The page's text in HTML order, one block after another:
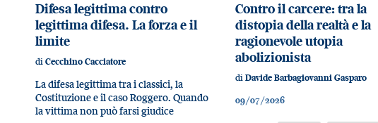
Difesa legittima contro
legittima difesa. La forza e il
limite
di Cecchino Cacciatore
La difesa legittima tra i classici, la
Costituzione e il caso Roggero. Quando
la vittima non può farsi giudice
Contro il carcere: tra la
distopia della realtà e la
ragionevole utopia
abolizionista
diDavide Barbagiovanni Gasparo
09/07/2026